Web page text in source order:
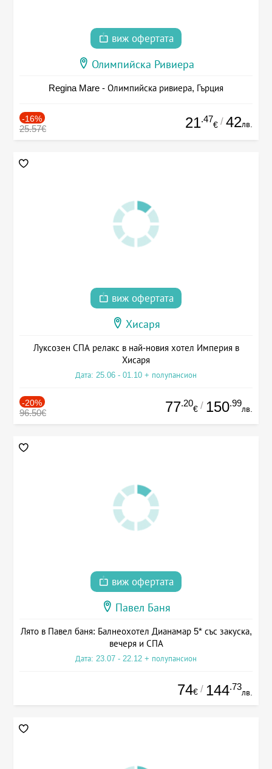
виж офертата
Олимпийска Ривиера
Regina Mare - Олимпийска ривиера, Гърция
-16%
25.57€ 21.47
€ / 42лв.
виж офертата
Хисаря
Луксозен СПА релакс в най-новия хотел Империя в
Хисаря
Дата: 25.06 - 01.10 + полупансион
-20%
96.50€ 77.20
€ / 150.99
лв.
виж офертата
Павел Баня
Лято в Павел баня: Балнеохотел Дианамар 5* със закуска,
вечеря и СПА
Дата: 23.07 - 22.12 + полупансион
74€ / 144.73
лв.